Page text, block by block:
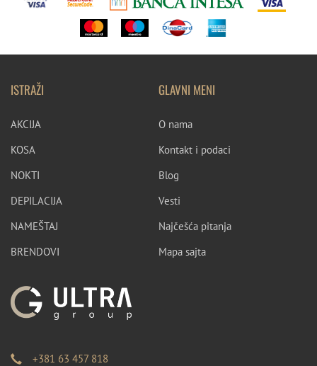
ISTRAŽI
AKCIJA
KOSA
NOKTI
DEPILACIJA
NAMEŠTAJ
BRENDOVI
GLAVNI MENI
O nama
Kontakt i podaci
Blog
Vesti
Najčešća pitanja
Mapa sajta
+381 63 457 818